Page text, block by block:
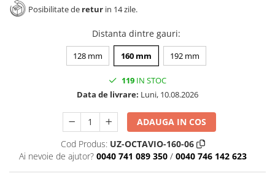
Posibilitate de retur in 14 zile.
Distanta dintre gauri:
128 mm 160 mm 192 mm
119 IN STOC
Data de livrare: Luni, 10.08.2026
ADAUGA IN COS
Cod Produs: UZ-OCTAVIO-160-06
Ai nevoie de ajutor? 0040 741 089 350 / 0040 746 142 623